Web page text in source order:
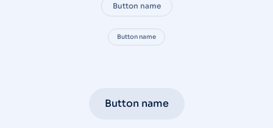
Button name
Button name
Button name